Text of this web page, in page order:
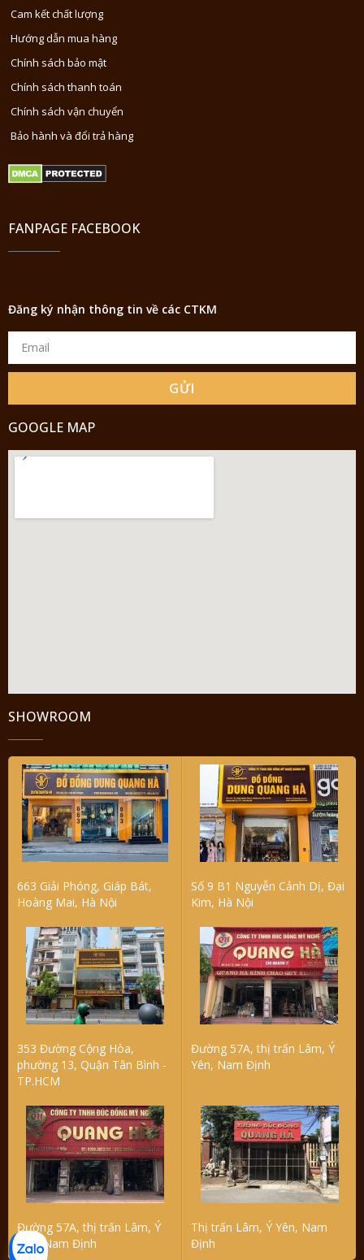
Cam kết chất lượng
Hướng dẫn mua hàng
Chính sách bảo mật
Chính sách thanh toán
Chính sách vận chuyển
Bảo hành và đổi trả hàng
FANPAGE FACEBOOK
Đăng ký nhận thông tin về các CTKM
GỬI
GOOGLE MAP
SHOWROOM
663 Giải Phóng, Giáp Bát,
Hoàng Mai, Hà Nội
Số 9 B1 Nguyễn Cảnh Dị, Đại
Kim, Hà Nội
353 Đường Cộng Hòa,
phường 13, Quận Tân Bình -
TP.HCM
Đường 57A, thị trấn Lâm, Ý
Yên, Nam Định
Đường 57A, thị trấn Lâm, Ý
Yên, Nam Định
Thị trấn Lâm, Ý Yên, Nam
Định